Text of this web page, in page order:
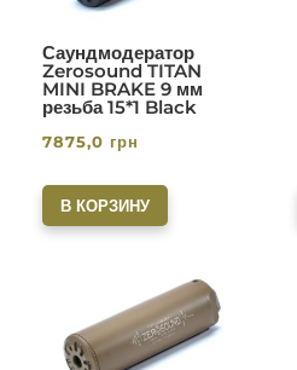
Саундмодератор
Zerosound TITAN
MINI BRAKE 9 мм
резьба 15*1 Black
7875,0 грн
В КОРЗИНУ